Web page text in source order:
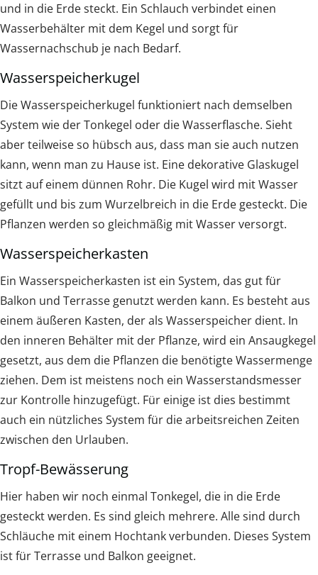
und in die Erde steckt. Ein Schlauch verbindet einen
Wasserbehälter mit dem Kegel und sorgt für
Wassernachschub je nach Bedarf.
Wasserspeicherkugel
Die Wasserspeicherkugel funktioniert nach demselben
System wie der Tonkegel oder die Wasserflasche. Sieht
aber teilweise so hübsch aus, dass man sie auch nutzen
kann, wenn man zu Hause ist. Eine dekorative Glaskugel
sitzt auf einem dünnen Rohr. Die Kugel wird mit Wasser
gefüllt und bis zum Wurzelbreich in die Erde gesteckt. Die
Pflanzen werden so gleichmäßig mit Wasser versorgt.
Wasserspeicherkasten
Ein Wasserspeicherkasten ist ein System, das gut für
Balkon und Terrasse genutzt werden kann. Es besteht aus
einem äußeren Kasten, der als Wasserspeicher dient. In
den inneren Behälter mit der Pflanze, wird ein Ansaugkegel
gesetzt, aus dem die Pflanzen die benötigte Wassermenge
ziehen. Dem ist meistens noch ein Wasserstandsmesser
zur Kontrolle hinzugefügt. Für einige ist dies bestimmt
auch ein nützliches System für die arbeitsreichen Zeiten
zwischen den Urlauben.
Tropf-Bewässerung
Hier haben wir noch einmal Tonkegel, die in die Erde
gesteckt werden. Es sind gleich mehrere. Alle sind durch
Schläuche mit einem Hochtank verbunden. Dieses System
ist für Terrasse und Balkon geeignet.